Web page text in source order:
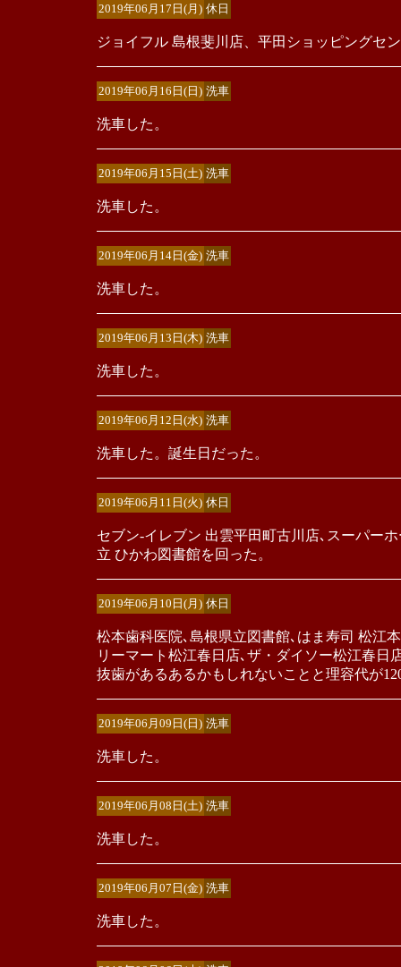
2019年06月17日(月) 休日
ジョイフル 島根斐川店、平田ショッピングセ
2019年06月16日(日) 洗車
洗車した。
2019年06月15日(土) 洗車
洗車した。
2019年06月14日(金) 洗車
洗車した。
2019年06月13日(木) 洗車
洗車した。
2019年06月12日(水) 洗車
洗車した。誕生日だった。
2019年06月11日(火) 休日
セブン-イレブン 出雲平田町古川店､スーパー
立 ひかわ図書館を回った。
2019年06月10日(月) 休日
松本歯科医院､島根県立図書館､はま寿司 松江
リーマート松江春日店､ザ・ダイソー松江春日
抜歯があるあるかもしれないことと理容代が
2019年06月09日(日) 洗車
洗車した。
2019年06月08日(土) 洗車
洗車した。
2019年06月07日(金) 洗車
洗車した。